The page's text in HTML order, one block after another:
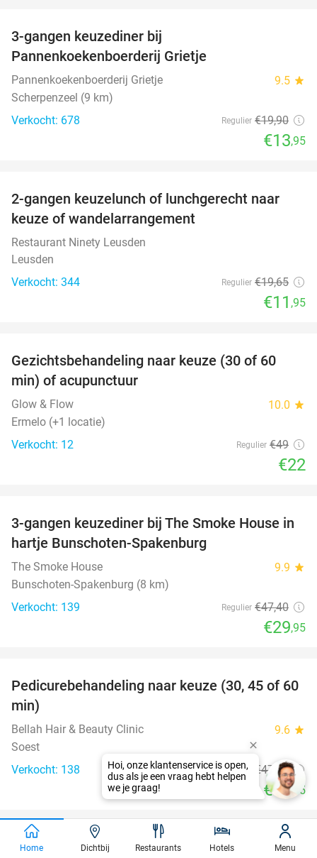
3-gangen keuzediner bij
Pannenkoekenboerderij Grietje
Pannenkoekenboerderij Grietje 9.5 star
Scherpenzeel (9 km)
Verkocht: 678
Regulier €19,90
€13,95
39%
2-gangen keuzelunch of lunchgerecht naar
keuze of wandelarrangement
Restaurant Ninety Leusden
Leusden
Verkocht: 344
Regulier €19,65
€11 ,95
55%
Gezichtsbehandeling naar keuze (30 of 60
min) of acupunctuur
Glow & Flow 10.0 star
Ermelo (+1 locatie)
Verkocht: 12
Regulier €49
€22
37%
3-gangen keuzediner bij The Smoke House in
hartje Bunschoten-Spakenburg
The Smoke House 9.9 star
Bunschoten-Spakenburg (8 km)
Verkocht: 139
Regulier €47,40
€29,95
58%
Pedicurebehandeling naar keuze (30, 45 of 60
min)
Bellah Hair & Beauty Clinic 9.6 star
Soest
Verkocht: 138
Regulier €47 ,50
€19,95
Manicurebehandeling naar keuze
Home Dichtbij Restaurants Hotels Menu